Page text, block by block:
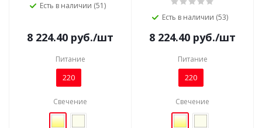
Есть в наличии (51)
8 224.40 руб./шт
Питание
220
Свечение
Есть в наличии (53)
8 224.40 руб./шт
Питание
220
Свечение